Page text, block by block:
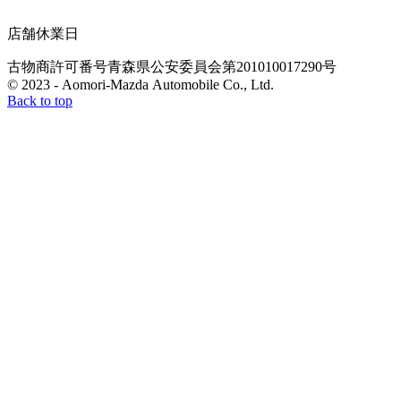
店舗休業日
古物商許可番号青森県公安委員会第201010017290号
© 2023 - Aomori-Mazda Automobile Co., Ltd.
Back to top